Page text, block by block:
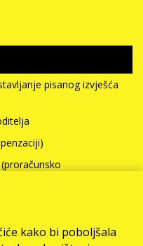
pisanog izvješća
i kamate za kredit
Više >>>
kako bi poboljšala